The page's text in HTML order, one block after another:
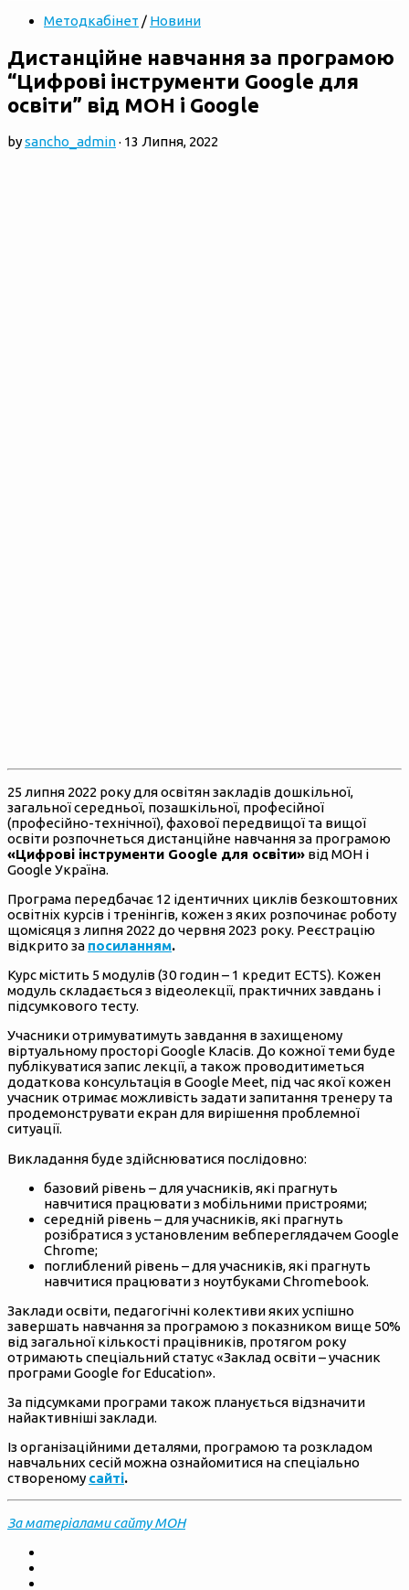
Методкабінет / Новини
Дистанційне навчання за програмою
“Цифрові інструменти Google для
освіти” від МОН і Google
bysancho_admin· 13 Липня, 2022
25 липня 2022 року для освітян закладів дошкільної,
загальної середньої, позашкільної, професійної
(професійно-технічної), фахової передвищої та вищої
освіти розпочнеться дистанційне навчання за програмою
«Цифрові інструменти Google для освіти» від МОН і
Google Україна.
Програма передбачає 12 ідентичних циклів безкоштовних
освітніх курсів і тренінгів, кожен з яких розпочинає роботу
щомісяця з липня 2022 до червня 2023 року. Реєстрацію
відкрито за посиланням.
Курс містить 5 модулів (30 годин – 1 кредит ECTS). Кожен
модуль складається з відеолекції, практичних завдань і
підсумкового тесту.
Учасники отримуватимуть завдання в захищеному
віртуальному просторі Google Класів. До кожної теми буде
публікуватися запис лекції, а також проводитиметься
додаткова консультація в Google Meet, під час якої кожен
учасник отримає можливість задати запитання тренеру та
продемонструвати екран для вирішення проблемної
ситуації.
Викладання буде здійснюватися послідовно:
базовий рівень – для учасників, які прагнуть
навчитися працювати з мобільними пристроями;
середній рівень – для учасників, які прагнуть
розібратися з установленим вебпереглядачем Google
Chrome;
поглиблений рівень – для учасників, які прагнуть
навчитися працювати з ноутбуками Chromebook.
Заклади освіти, педагогічні колективи яких успішно
завершать навчання за програмою з показником вище 50%
від загальної кількості працівників, протягом року
отримають спеціальний статус «Заклад освіти – учасник
програми Google for Education».
За підсумками програми також планується відзначити
найактивніші заклади.
Із організаційними деталями, програмою та розкладом
навчальних сесій можна ознайомитися на спеціально
створеному сайті.
За матеріалами сайту МОН